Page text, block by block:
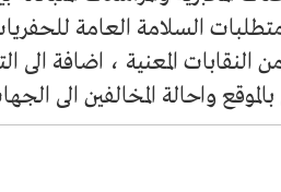
السلامة العامة
النقابات المعنية ، اضافة الى
واحالة المخالفين الى